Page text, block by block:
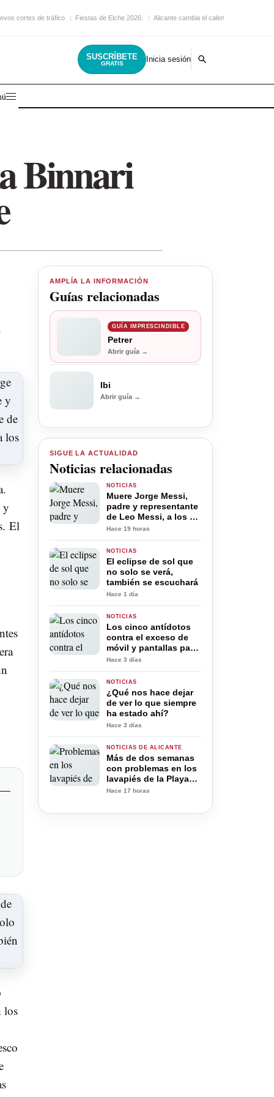
cortes de tráfico Fiestas de Elche 2026: Alicante cambia el calendario
SUSCRÍBETE
GRATIS Inicia sesión
Binnari
y
El
los
AMPLÍA LA INFORMACIÓN
Guías relacionadas
GUÍA IMPRESCINDIBLE
Petrer
Abrir guía →
Ibi
Abrir guía →
SIGUE LA ACTUALIDAD
Noticias relacionadas
NOTICIAS
Muere Jorge Messi,
padre y representante
de Leo Messi, a los 68
años
Hace 19 horas
NOTICIAS
El eclipse de sol que
no solo se verá,
también se escuchará
Hace 1 día
NOTICIAS
Los cinco antídotos
contra el exceso de
móvil y pantallas para
la desconexión digital
Hace 3 días
NOTICIAS
¿Qué nos hace dejar
de ver lo que siempre
ha estado ahí?
Hace 3 días
NOTICIAS DE ALICANTE
Más de dos semanas
con problemas en los
lavapiés de la Playa
de San Juan: ya
Hace 17 horas